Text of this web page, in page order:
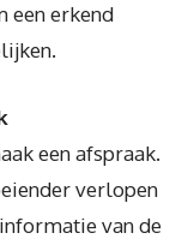
een erkend
een afspraak.
verlopen
van de